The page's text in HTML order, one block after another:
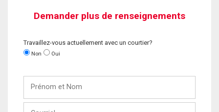
Demander plus de renseignements
Travaillez-vous actuellement avec un courtier?
Non Oui
Nom